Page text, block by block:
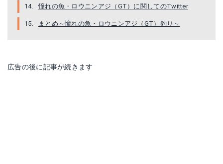
憧れの魚・ロウニンアジ（GT）に関してのTwitter
まとめ～憧れの魚・ロウニンアジ（GT）釣り～
広告の後に記事が続きます